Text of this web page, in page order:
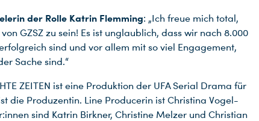
der Rolle Katrin Flemming: „Ich freue mich total,
GZSZ zu sein! Es ist unglaublich, dass wir nach 8.000
sind und vor allem mit so viel Engagement,
Sache sind.“
ZEITEN ist eine Produktion der UFA Serial Drama für
die Produzentin. Line Producerin ist Christina Vogel-
sind Katrin Birkner, Christine Melzer und Christian